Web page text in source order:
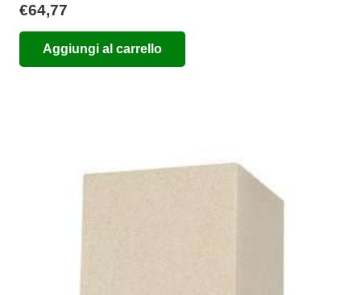
€64,77
Aggiungi al carrello